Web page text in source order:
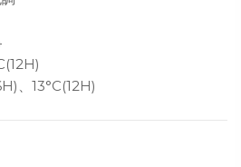
、13°C(12H)